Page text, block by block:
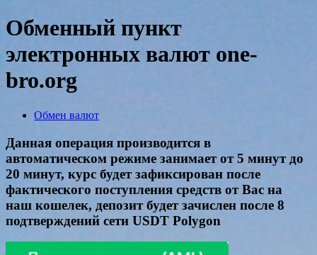
Обменный пункт
электронных валют one-
bro.org
Обмен валют
Данная операция производится в
автоматическом режиме занимает от 5 минут до
20 минут, курс будет зафиксирован после
фактического поступления средств от Вас на
наш кошелек, депозит будет зачислен после 8
подтверждений сети USDT Polygon